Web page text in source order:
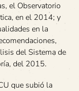
el Observatorio
en el 2014; y
en la
del Sistema de
del 2015.
que subió la